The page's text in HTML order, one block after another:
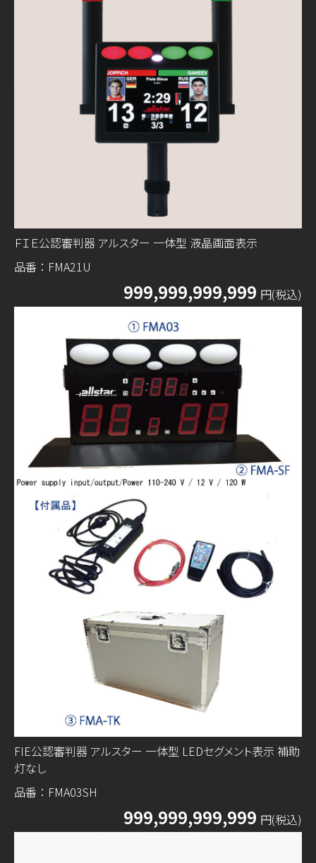
ＦＩＥ公認審判器 アルスター 一体型 液晶画面表示
品番：FMA21U
999,999,999,999 円(税込)
FIE公認審判器 アルスター 一体型 LEDセグメント表示 補助
灯なし
品番：FMA03SH
999,999,999,999 円(税込)